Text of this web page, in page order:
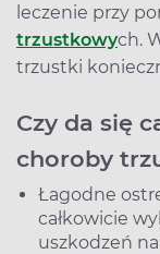
leczenie przy
trzustkowych.
trzustki
Czy da się
choroby
Łagodne
całkowicie
uszkodzeń